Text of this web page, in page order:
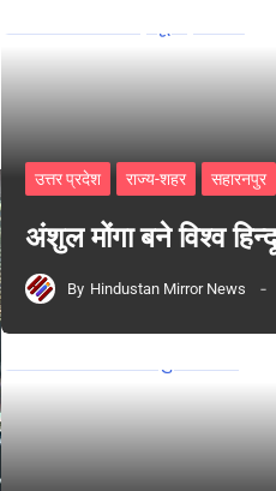
उत्तर प्रदेश राज्य-शहर सहारनपुर
अंशुल मोंगा बने विश्व
By Hindustan Mirror News